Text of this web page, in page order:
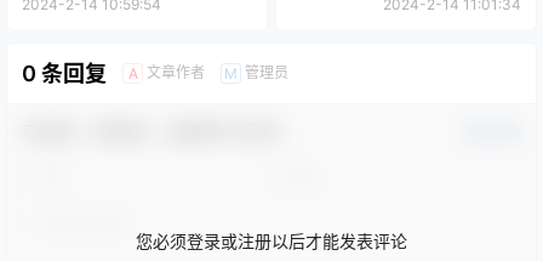
2024-2-14 10:59:54 2024-2-14 11:01:34
0 条回复 A 文章作者 M 管理员
您必须登录或注册以后才能发表评论